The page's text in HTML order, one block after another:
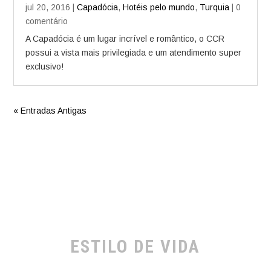
jul 20, 2016 |Capadócia,Hotéis pelo mundo, Turquia | 0
comentário
A Capadócia é um lugar incrível e romântico, o CCR
possui a vista mais privilegiada e um atendimento super
exclusivo!
« Entradas Antigas
ESTILO DE VIDA